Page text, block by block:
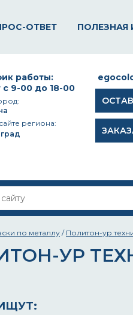
ОТВЕТ
работы:
с 9-00 до 18-00
региона:
по металлу / Политон-ур
УР